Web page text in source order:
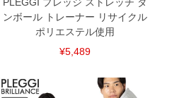
PLEGGI プレッジ ストレッチ ダ
ンボール トレーナー リサイクル
ポリエステル使用
¥5,489